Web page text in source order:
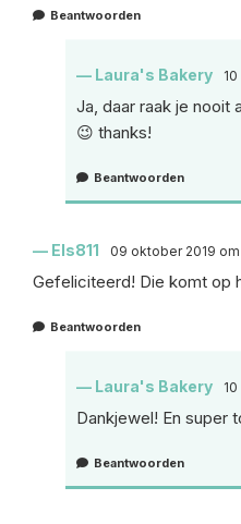
Beantwoorden
Laura's Bakery
Ja, daar raak je nooit
😉 thanks!
Beantwoorden
Els811 09 oktober 2019 om
Gefeliciteerd! Die komt op
Beantwoorden
Laura's Bakery
Dankjewel! En super
Beantwoorden